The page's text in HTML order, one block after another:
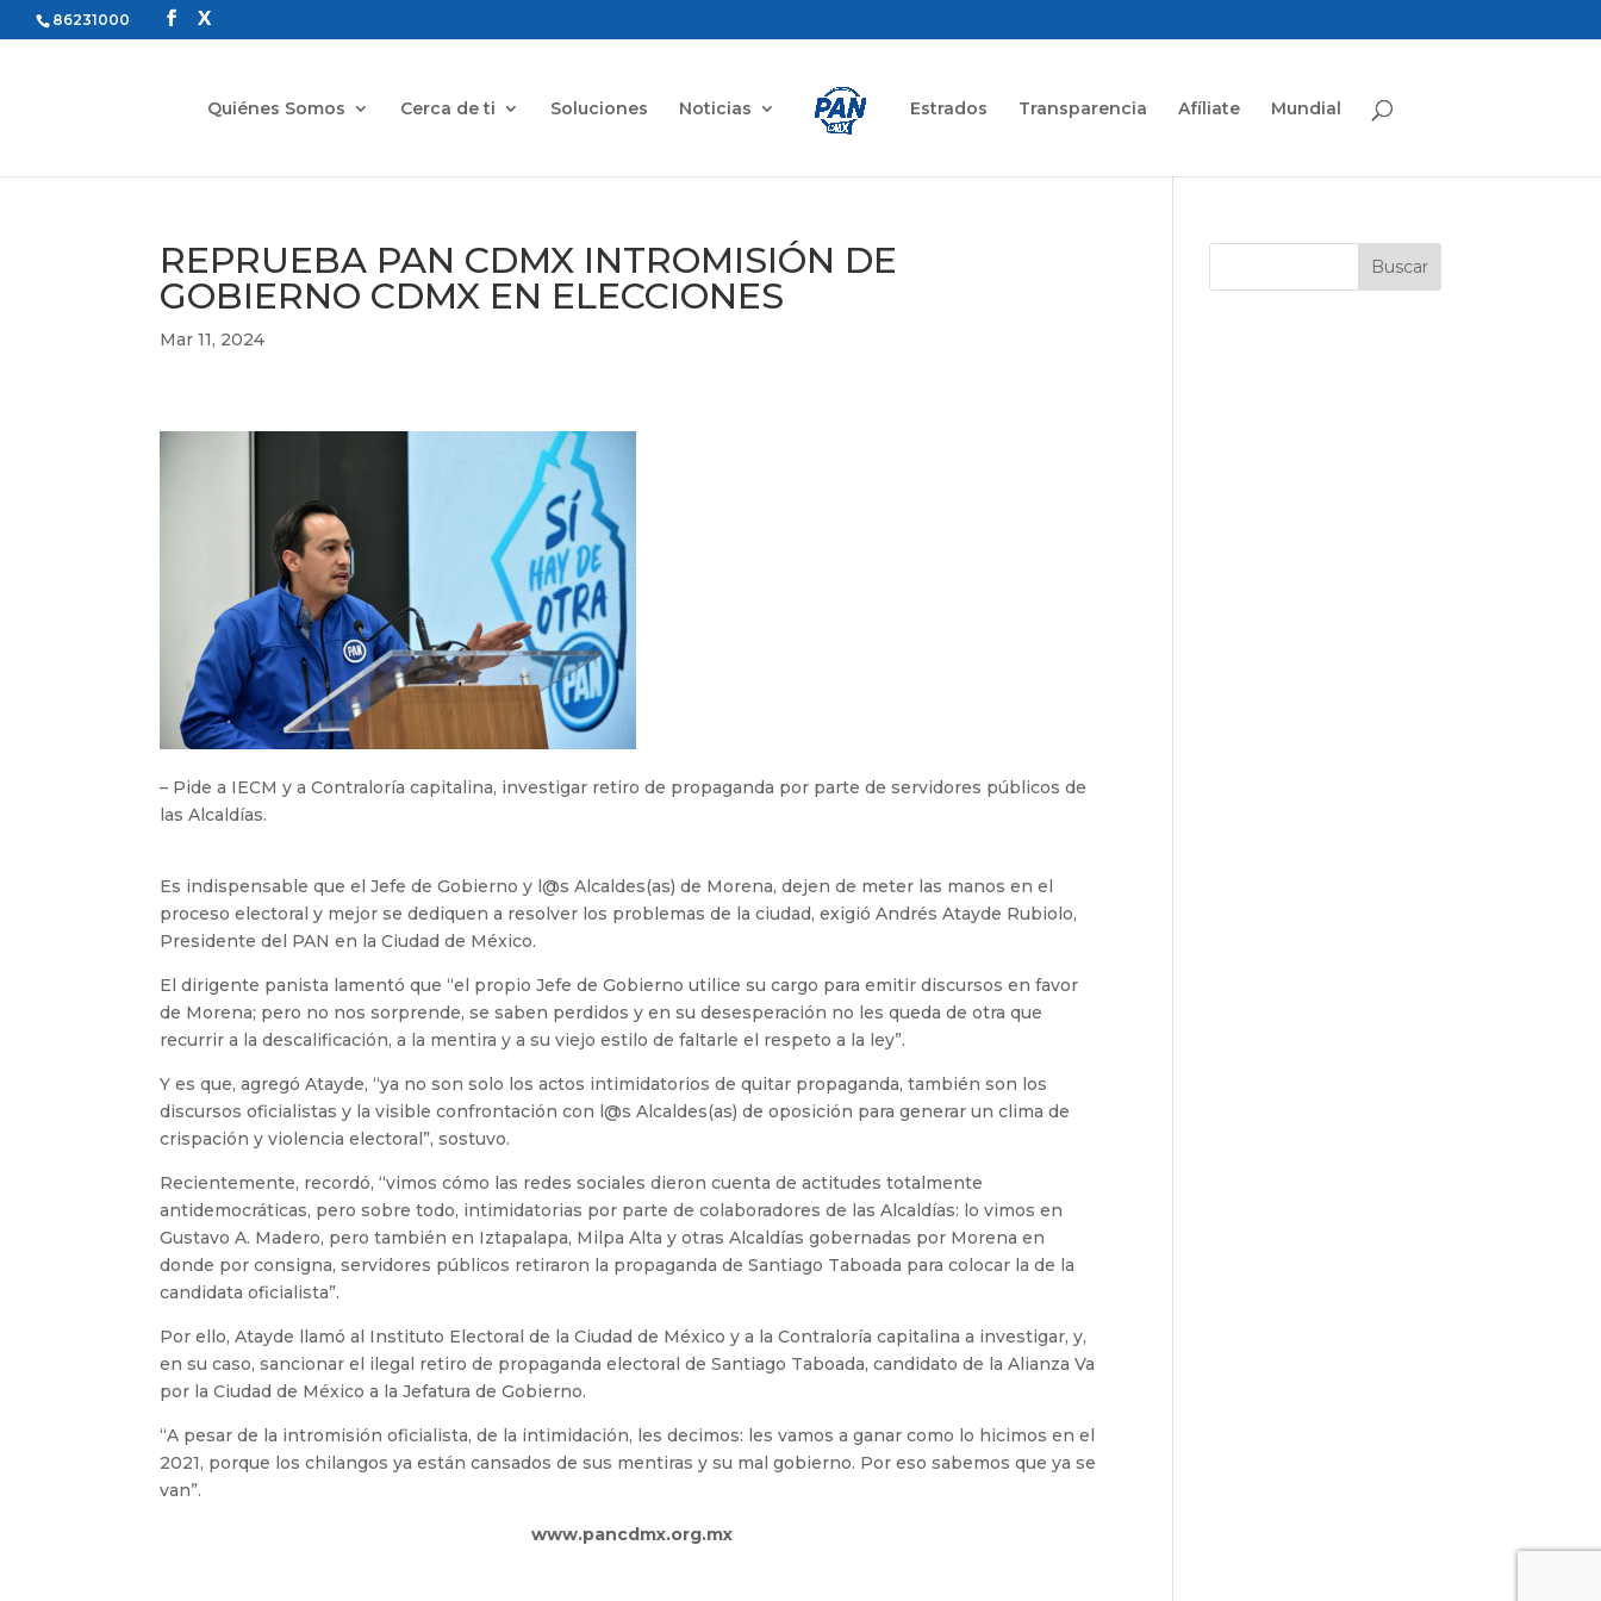
86231000
Quiénes Somos Cerca de ti Soluciones Noticias Estrados Transparencia Afíliate Mundial
REPRUEBA PAN CDMX INTROMISIÓN DE
GOBIERNO CDMX EN ELECCIONES
Mar 11, 2024
– Pide a IECM y a Contraloría capitalina, investigar retiro de propaganda por parte de servidores públicos de
las Alcaldías.
Es indispensable que el Jefe de Gobierno y l@s Alcaldes(as) de Morena, dejen de meter las manos en el
proceso electoral y mejor se dediquen a resolver los problemas de la ciudad, exigió Andrés Atayde Rubiolo,
Presidente del PAN en la Ciudad de México.
El dirigente panista lamentó que “el propio Jefe de Gobierno utilice su cargo para emitir discursos en favor
de Morena; pero no nos sorprende, se saben perdidos y en su desesperación no les queda de otra que
recurrir a la descalificación, a la mentira y a su viejo estilo de faltarle el respeto a la ley”.
Y es que, agregó Atayde, “ya no son solo los actos intimidatorios de quitar propaganda, también son los
discursos oficialistas y la visible confrontación con l@s Alcaldes(as) de oposición para generar un clima de
crispación y violencia electoral”, sostuvo.
Recientemente, recordó, “vimos cómo las redes sociales dieron cuenta de actitudes totalmente
antidemocráticas, pero sobre todo, intimidatorias por parte de colaboradores de las Alcaldías: lo vimos en
Gustavo A. Madero, pero también en Iztapalapa, Milpa Alta y otras Alcaldías gobernadas por Morena en
donde por consigna, servidores públicos retiraron la propaganda de Santiago Taboada para colocar la de la
candidata oficialista”.
Por ello, Atayde llamó al Instituto Electoral de la Ciudad de México y a la Contraloría capitalina a investigar, y,
en su caso, sancionar el ilegal retiro de propaganda electoral de Santiago Taboada, candidato de la Alianza Va
por la Ciudad de México a la Jefatura de Gobierno.
“A pesar de la intromisión oficialista, de la intimidación, les decimos: les vamos a ganar como lo hicimos en el
2021, porque los chilangos ya están cansados de sus mentiras y su mal gobierno. Por eso sabemos que ya se
van”.
www.pancdmx.org.mx